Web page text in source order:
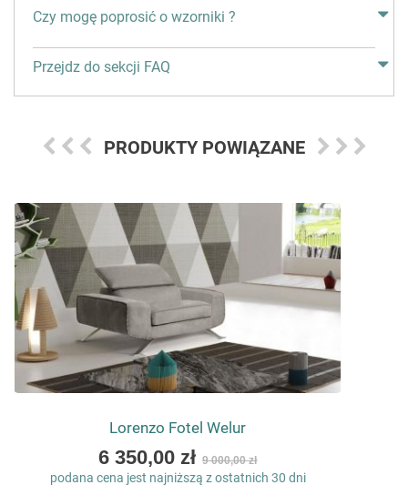
Czy mogę poprosić o wzorniki ?
Przejdz do sekcji FAQ
PRODUKTY POWIĄZANE
Lorenzo Fotel Welur
As
low
6 350,00 zł 9 000,00 zł
podana cena jest najniższą z ostatnich 30 dni